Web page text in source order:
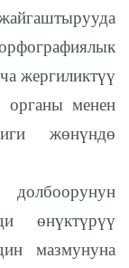
жергиликтүү
органы менен
жөнүндө
өнүктүрүү
мазмунуна